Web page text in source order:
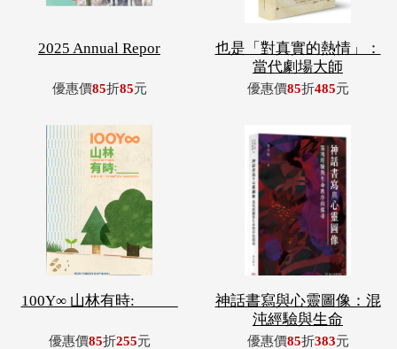
2025 Annual Repor
優惠價85折85元
也是「對真實的熱情」：
當代劇場大師
優惠價85折485元
100Y∞ 山林有時: _____
優惠價85折255元
神話書寫與心靈圖像：混
沌經驗與生命
優惠價85折383元